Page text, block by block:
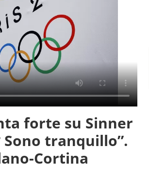
forte su Sinner
Sono tranquillo”.
Cortina